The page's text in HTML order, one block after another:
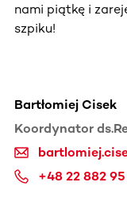
nami piątkę i
szpiku!
Bartłomiej Cisek
Koordynator
+48 22 882